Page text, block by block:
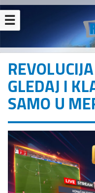
☰
GLEDAJ I
SAMO U